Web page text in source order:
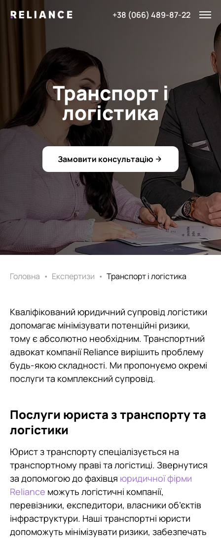
+38 (066) 489-87-22
Транспорт і
логістика
Замовити консультацію
Головна • Експертизи • Транспорт і логістика
Кваліфікований юридичний супровід логістики
допомагає мінімізувати потенційні ризики,
тому є абсолютно необхідним. Транспортний
адвокат компанії Reliance вирішить проблему
будь-якою складності. Ми пропонуємо окремі
послуги та комплексний супровід.
Послуги юриста з транспорту та
логістики
Юрист з транспорту спеціалізується на
транспортному праві та логістиці. Звернутися
за допомогою до фахівця юридичної фірми
Reliance можуть логістичні компанії,
перевізники, експедитори, власники об’єктів
інфраструктури. Наші транспортні юристи
допоможуть мінімізувати ризики, забезпечать